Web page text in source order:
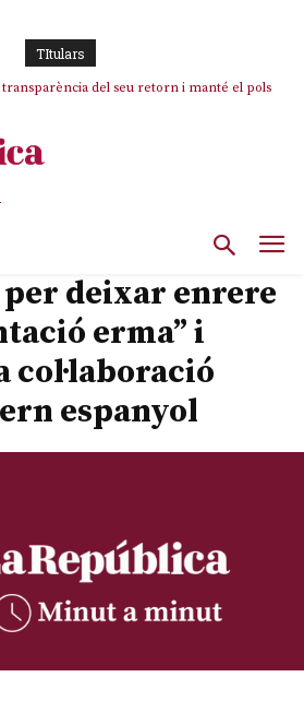
TItulars
del seu retorn i manté el pols
deixar enrere
erma” i
espanyol